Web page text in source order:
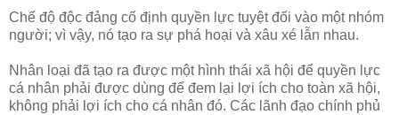
Chế độ độc đảng cố định quyền lực tuyệt đối vào một nhóm
người; vì vậy, nó tạo ra sự phá hoại và xâu xé lẫn nhau.
Nhân loại đã tạo ra được một hình thái xã hội để quyền lực
cá nhân phải được dùng để đem lại lợi ích cho toàn xã hội,
không phải lợi ích cho cá nhân đó. Các lãnh đạo chính phủ